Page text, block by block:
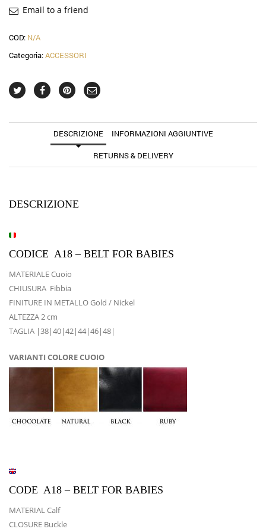
Email to a friend
COD: N/A
Categoria:ACCESSORI
DESCRIZIONE INFORMAZIONI AGGIUNTIVE
RETURNS & DELIVERY
DESCRIZIONE
CODICE A18 – BELT FOR BABIES
MATERIALE Cuoio
CHIUSURA Fibbia
FINITURE IN METALLO Gold / Nickel
ALTEZZA 2 cm
TAGLIA |38|40|42|44|46|48|
VARIANTI COLORE CUOIO
CODE A18 – BELT FOR BABIES
MATERIAL Calf
CLOSURE Buckle